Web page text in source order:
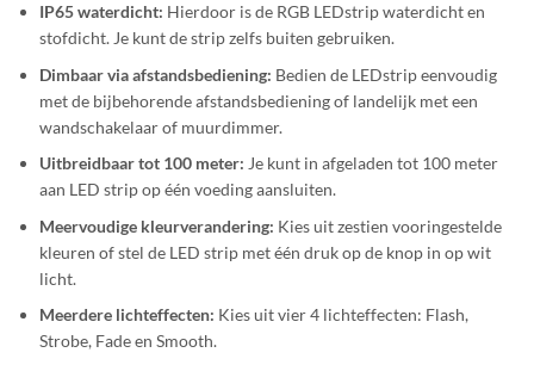
IP65 waterdicht: Hierdoor is de RGB LEDstrip waterdicht en
stofdicht. Je kunt de strip zelfs buiten gebruiken.
Dimbaar via afstandsbediening: Bedien de LEDstrip eenvoudig
met de bijbehorende afstandsbediening of landelijk met een
wandschakelaar of muurdimmer.
Uitbreidbaar tot 100 meter: Je kunt in afgeladen tot 100 meter
aan LED strip op één voeding aansluiten.
Meervoudige kleurverandering: Kies uit zestien vooringestelde
kleuren of stel de LED strip met één druk op de knop in op wit
licht.
Meerdere lichteffecten: Kies uit vier 4 lichteffecten: Flash,
Strobe, Fade en Smooth.